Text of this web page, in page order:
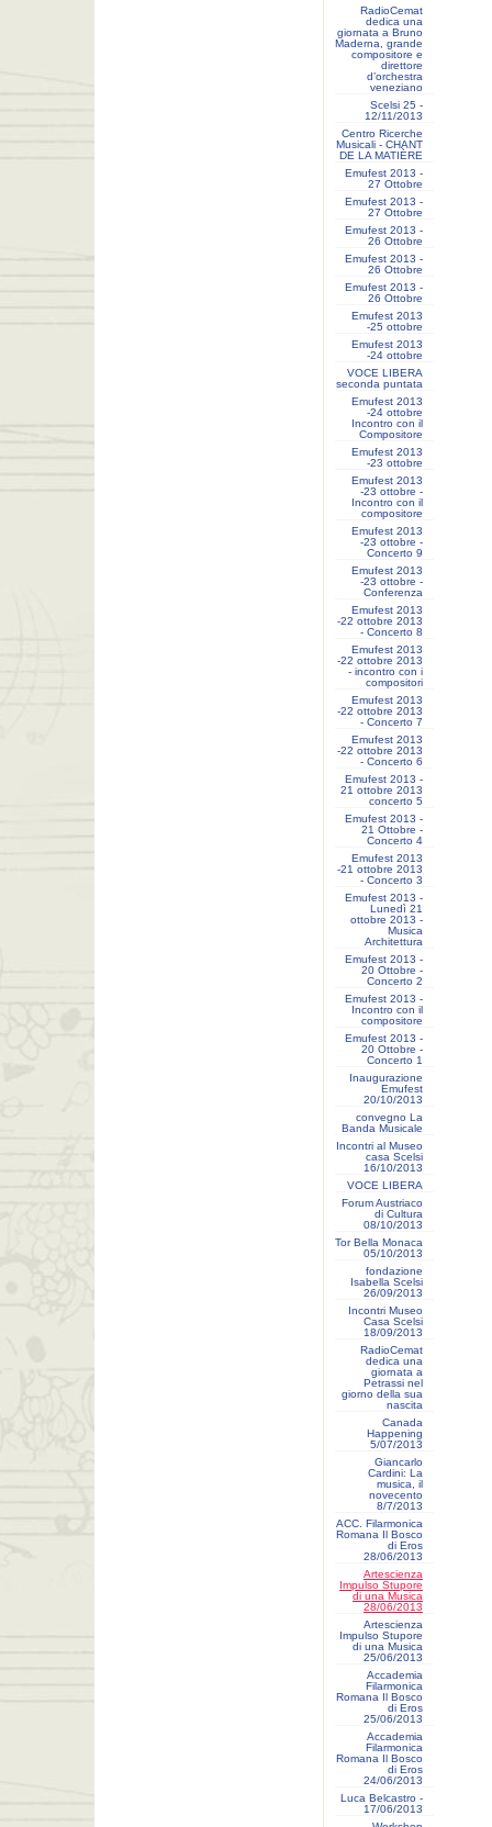
RadioCemat
dedica una
giornata a Bruno
Maderna, grande
compositore e
direttore
d’orchestra
veneziano
Scelsi 25 -
12/11/2013
Centro Ricerche
Musicali - CHANT
DE LA MATIÈRE
Emufest 2013 -
27 Ottobre
Emufest 2013 -
27 Ottobre
Emufest 2013 -
26 Ottobre
Emufest 2013 -
26 Ottobre
Emufest 2013 -
26 Ottobre
Emufest 2013
-25 ottobre
Emufest 2013
-24 ottobre
VOCE LIBERA
seconda puntata
Emufest 2013
-24 ottobre
Incontro con il
Compositore
Emufest 2013
-23 ottobre
Emufest 2013
-23 ottobre -
Incontro con il
compositore
Emufest 2013
-23 ottobre -
Concerto 9
Emufest 2013
-23 ottobre -
Conferenza
Emufest 2013
-22 ottobre 2013
- Concerto 8
Emufest 2013
-22 ottobre 2013
- incontro con i
compositori
Emufest 2013
-22 ottobre 2013
- Concerto 7
Emufest 2013
-22 ottobre 2013
- Concerto 6
Emufest 2013 -
21 ottobre 2013
concerto 5
Emufest 2013 -
21 Ottobre -
Concerto 4
Emufest 2013
-21 ottobre 2013
- Concerto 3
Emufest 2013 -
Lunedì 21
ottobre 2013 -
Musica
Architettura
Emufest 2013 -
20 Ottobre -
Concerto 2
Emufest 2013 -
Incontro con il
compositore
Emufest 2013 -
20 Ottobre -
Concerto 1
Inaugurazione
Emufest
20/10/2013
convegno La
Banda Musicale
Incontri al Museo
casa Scelsi
16/10/2013
VOCE LIBERA
Forum Austriaco
di Cultura
08/10/2013
Tor Bella Monaca
05/10/2013
fondazione
Isabella Scelsi
26/09/2013
Incontri Museo
Casa Scelsi
18/09/2013
RadioCemat
dedica una
giornata a
Petrassi nel
giorno della sua
nascita
Canada
Happening
5/07/2013
Giancarlo
Cardini: La
musica, il
novecento
8/7/2013
ACC. Filarmonica
Romana Il Bosco
di Eros
28/06/2013
Artescienza
Impulso Stupore
di una Musica
28/06/2013
Artescienza
Impulso Stupore
di una Musica
25/06/2013
Accademia
Filarmonica
Romana Il Bosco
di Eros
25/06/2013
Accademia
Filarmonica
Romana Il Bosco
di Eros
24/06/2013
Luca Belcastro -
17/06/2013